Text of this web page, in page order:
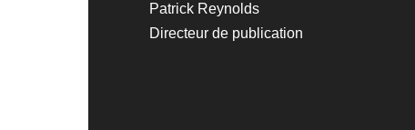
Patrick Reynolds
Directeur de publication